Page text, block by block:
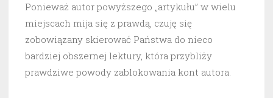
Ponieważ autor powyższego „artykułu” w wielu
miejscach mija się z prawdą, czuję się
zobowiązany skierować Państwa do nieco
bardziej obszernej lektury, która przybliży
prawdziwe powody zablokowania kont autora.